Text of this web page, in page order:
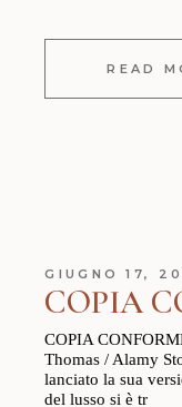
READ
GIUGNO 17,
COPIA
COPIA
Thomas / Alamy
lanciato la sua
del lusso si è tr